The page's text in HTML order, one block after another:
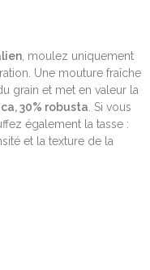
, moulez uniquement
Une mouture fraîche
grain et met en valeur la
30% robusta . Si vous
également la tasse :
et la texture de la